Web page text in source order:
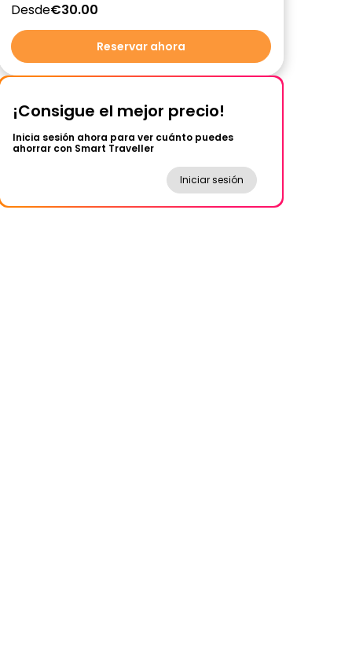
Desde€30.00
Reservar ahora
¡Consigue el mejor precio!
Inicia sesión ahora para ver cuánto puedes
ahorrar con Smart Traveller
Iniciar sesión